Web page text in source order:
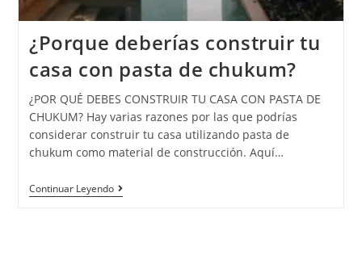
¿Porque deberías construir tu
casa con pasta de chukum?
¿POR QUÉ DEBES CONSTRUIR TU CASA CON PASTA DE
CHUKUM? Hay varias razones por las que podrías
considerar construir tu casa utilizando pasta de
chukum como material de construcción. Aquí…
Continuar Leyendo